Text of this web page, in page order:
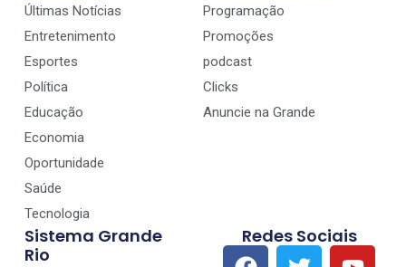
Últimas Notícias
Entretenimento
Esportes
Política
Educação
Economia
Oportunidade
Saúde
Tecnologia
Programação
Promoções
podcast
Clicks
Anuncie na Grande
Sistema Grande
Rio
Redes Sociais